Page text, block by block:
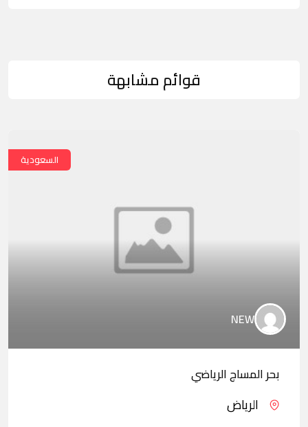
قوائم مشابهة
السعودية
NEW
بحر المساج الرياضي
الرياض